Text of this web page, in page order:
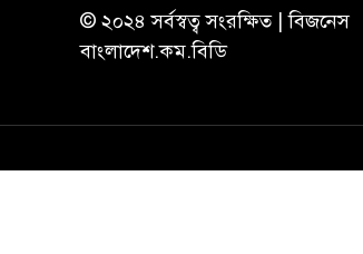
© ২০২৪ সর্বস্বত্ব সংরক্ষিত | বিজনেস
বাংলাদেশ.কম.বিডি